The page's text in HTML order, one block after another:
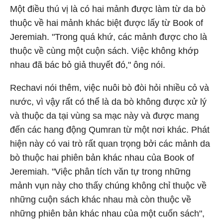
Một điều thú vị là có hai mảnh được làm từ da bò
thuộc về hai mảnh khác biệt được lấy từ Book of
Jeremiah. "Trong quá khứ, các mảnh được cho là
thuộc về cùng một cuộn sách. Việc không khớp
nhau đã bác bỏ giả thuyết đó," ông nói.
Rechavi nói thêm, việc nuôi bò đòi hỏi nhiều cỏ và
nước, vì vậy rất có thể là da bò không được xử lý
và thuộc da tại vùng sa mạc này và được mang
đến các hang động Qumran từ một nơi khác. Phát
hiện này có vai trò rất quan trọng bởi các mảnh da
bò thuộc hai phiên bản khác nhau của Book of
Jeremiah. "Việc phân tích văn tự trong những
mảnh vụn này cho thấy chúng không chỉ thuộc về
những cuộn sách khác nhau mà còn thuộc về
những phiên bản khác nhau của một cuốn sách",